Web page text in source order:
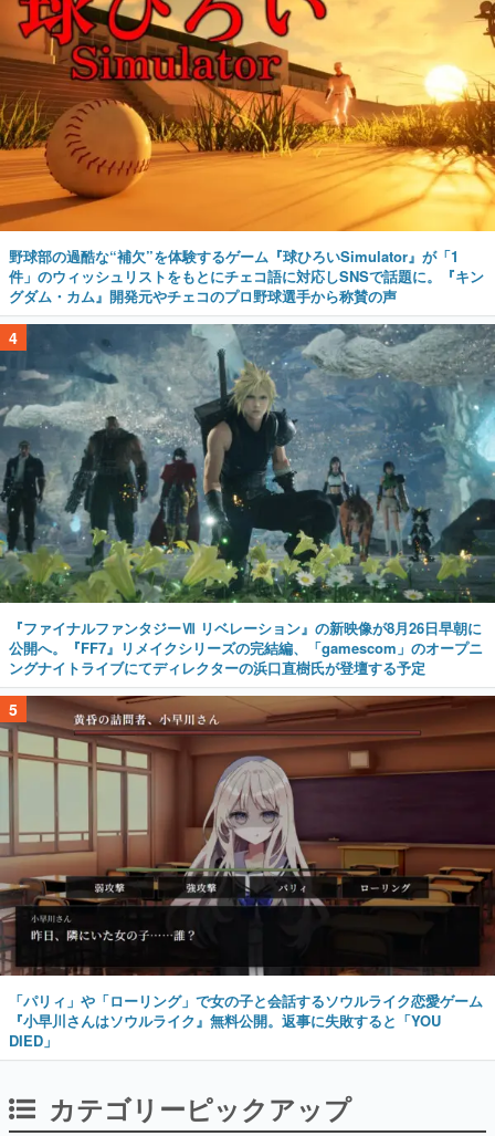
野球部の過酷な“補欠”を体験するゲーム『球ひろいSimulator』が「1
件」のウィッシュリストをもとにチェコ語に対応しSNSで話題に。『キン
グダム・カム』開発元やチェコのプロ野球選手から称賛の声
4
『ファイナルファンタジーⅦ リベレーション』の新映像が8月26日早朝に
公開へ。『FF7』リメイクシリーズの完結編、「gamescom」のオープニ
ングナイトライブにてディレクターの浜口直樹氏が登壇する予定
5
「パリィ」や「ローリング」で女の子と会話するソウルライク恋愛ゲーム
『小早川さんはソウルライク』無料公開。返事に失敗すると「YOU
DIED」
カテゴリーピックアップ